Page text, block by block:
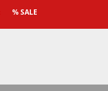
% SALE